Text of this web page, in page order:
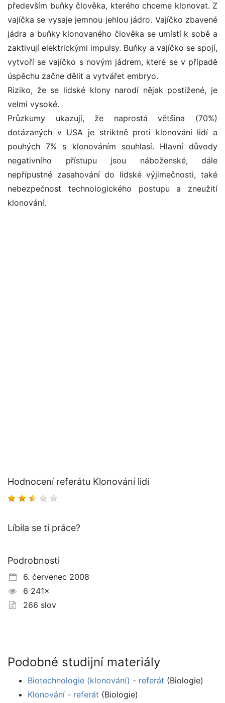
především buňky člověka, kterého chceme klonovat. Z
vajíčka se vysaje jemnou jehlou jádro. Vajíčko zbavené
jádra a buňky klonovaného člověka se umístí k sobě a
zaktivují elektrickými impulsy. Buňky a vajíčko se spojí,
vytvoří se vajíčko s novým jádrem, které se v případě
úspěchu začne dělit a vytvářet embryo.
Riziko, že se lidské klony narodí nějak postižené, je
velmi vysoké.
Průzkumy ukazují, že naprostá většina (70%)
dotázaných v USA je striktně proti klonování lidí a
pouhých 7% s klonováním souhlasí. Hlavní důvody
negativního přístupu jsou náboženské, dále
nepřípustné zasahování do lidské výjimečnosti, také
nebezpečnost technologického postupu a zneužití
klonování.
Hodnocení referátu Klonování lidí
Líbila se ti práce?
Podrobnosti
6. červenec 2008
6 241×
266 slov
Podobné studijní materiály
Biotechnologie (klonování) - referát (Biologie)
Klonování - referát (Biologie)